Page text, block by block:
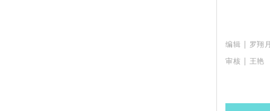
编辑 | 罗翔
审核 | 王艳